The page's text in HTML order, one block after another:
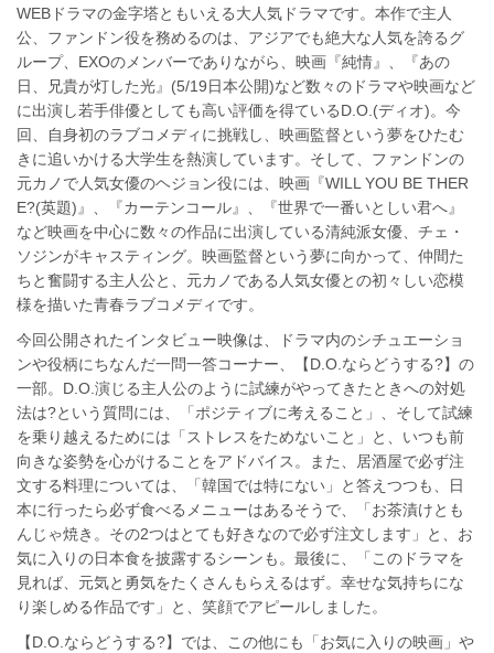
WEBドラマの金字塔ともいえる大人気ドラマです。本作で主人
公、ファンドン役を務めるのは、アジアでも絶大な人気を誇るグ
ループ、EXOのメンバーでありながら、映画『純情』、『あの
日、兄貴が灯した光』(5/19日本公開)など数々のドラマや映画など
に出演し若手俳優としても高い評価を得ているD.O.(ディオ)。今
回、自身初のラブコメディに挑戦し、映画監督という夢をひたむ
きに追いかける大学生を熱演しています。そして、ファンドンの
元カノで人気女優のヘジョン役には、映画『WILL YOU BE THER
E?(英題)』、『カーテンコール』、『世界で一番いとしい君へ』
など映画を中心に数々の作品に出演している清純派女優、チェ・
ソジンがキャスティング。映画監督という夢に向かって、仲間た
ちと奮闘する主人公と、元カノである人気女優との初々しい恋模
様を描いた青春ラブコメディです。
今回公開されたインタビュー映像は、ドラマ内のシチュエーショ
ンや役柄にちなんだ一問一答コーナー、【D.O.ならどうする?】の
一部。D.O.演じる主人公のように試練がやってきたときへの対処
法は?という質問には、「ポジティブに考えること」、そして試練
を乗り越えるためには「ストレスをためないこと」と、いつも前
向きな姿勢を心がけることをアドバイス。また、居酒屋で必ず注
文する料理については、「韓国では特にない」と答えつつも、日
本に行ったら必ず食べるメニューはあるそうで、「お茶漬けとも
んじゃ焼き。その2つはとても好きなので必ず注文します」と、お
気に入りの日本食を披露するシーンも。最後に、「このドラマを
見れば、元気と勇気をたくさんもらえるはず。幸せな気持ちにな
り楽しめる作品です」と、笑顔でアピールしました。
【D.O.ならどうする?】では、この他にも「お気に入りの映画」や